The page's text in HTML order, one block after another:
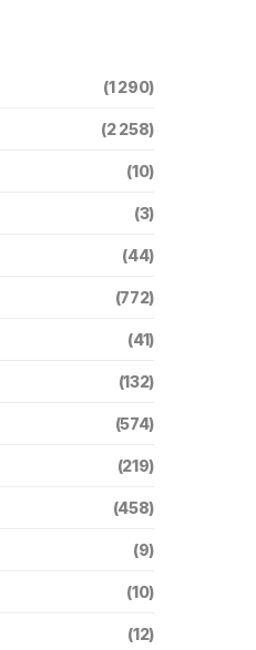
(1 290)
(2 258)
(10)
(3)
(44)
(772)
(41)
(132)
(574)
(219)
(458)
(9)
(10)
(12)